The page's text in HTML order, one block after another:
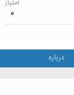
امتیاز
0
درباره